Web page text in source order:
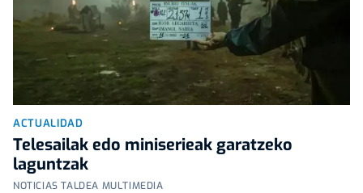
ACTUALIDAD
Telesailak edo miniserieak garatzeko
laguntzak
NOTICIAS TALDEA MULTIMEDIA